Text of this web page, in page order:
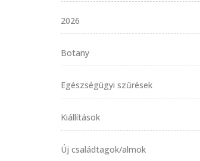
2026
Botany
Egészségügyi szűrések
Kiállítások
Új családtagok/almok